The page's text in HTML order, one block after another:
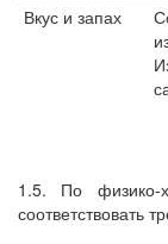
Вкус и запах
1.5. По физико-
соответствовать